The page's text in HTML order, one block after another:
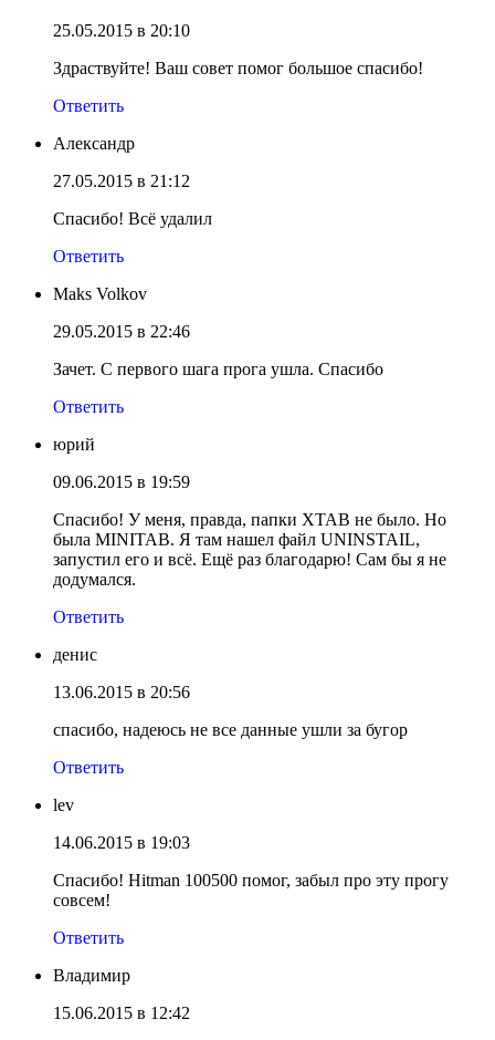
25.05.2015 в 20:10
Здраствуйте! Ваш совет помог большое спасибо!
Ответить
Александр
27.05.2015 в 21:12
Спасибо! Всё удалил
Ответить
Maks Volkov
29.05.2015 в 22:46
Зачет. С первого шага прога ушла. Спасибо
Ответить
юрий
09.06.2015 в 19:59
Спасибо! У меня, правда, папки XTAB не было. Но
была MINITAB. Я там нашел файл UNINSTAIL,
запустил его и всё. Ещё раз благодарю! Сам бы я не
додумался.
Ответить
денис
13.06.2015 в 20:56
спасибо, надеюсь не все данные ушли за бугор
Ответить
lev
14.06.2015 в 19:03
Спасибо! Hitman 100500 помог, забыл про эту прогу
совсем!
Ответить
Владимир
15.06.2015 в 12:42